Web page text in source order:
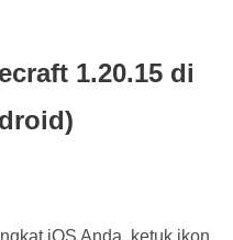
1.20.15 di
iOS Anda, ketuk ikon